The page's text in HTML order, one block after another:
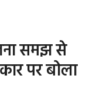
समझ से
पर बोला